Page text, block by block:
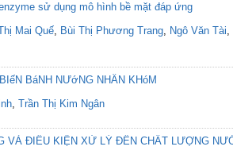
sử dụng mô hình bề mặt đáp ứng
Mai Quế, Bùi Thị Phương Trang, Ngô Văn Tài,
BáNH NƯớNG NHÂN KHóM
, Trần Thị Kim Ngân
VÀ ĐIỀU KIỆN XỬ LÝ ĐẾN CHẤT LƯỢNG